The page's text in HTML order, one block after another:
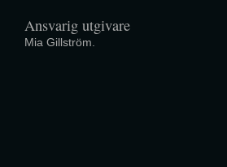
Ansvarig utgivare
Mia Gillström.